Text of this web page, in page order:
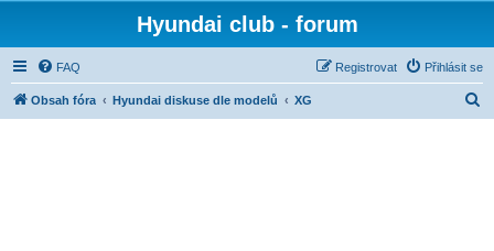
Hyundai club - forum
FAQ Přihlásit se
Registrovat
Obsah fóra Hyundai diskuse dle modelů XG